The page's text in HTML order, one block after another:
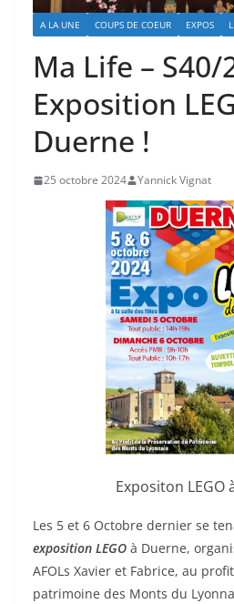
A LA UNE COUPS DE COEUR EXPOS
Ma Life – S40/
Exposition
Duerne !
25 octobre 2024 Yannick Vignat
Expositon LEGO
Les 5 et 6 Octobre dernier se
exposition LEGO à Duerne,
AFOLs Xavier et Fabrice, au
patrimoine des Monts du